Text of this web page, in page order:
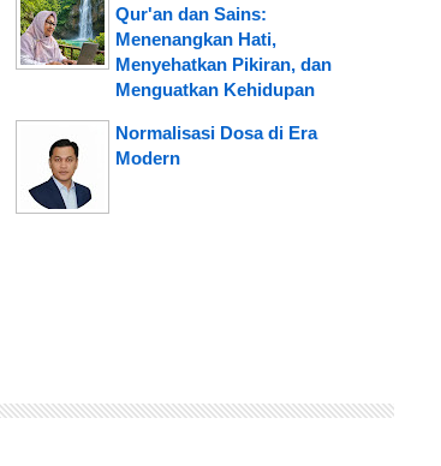
Qur'an dan Sains:
Menenangkan Hati,
Menyehatkan Pikiran, dan
Menguatkan Kehidupan
Normalisasi Dosa di Era
Modern